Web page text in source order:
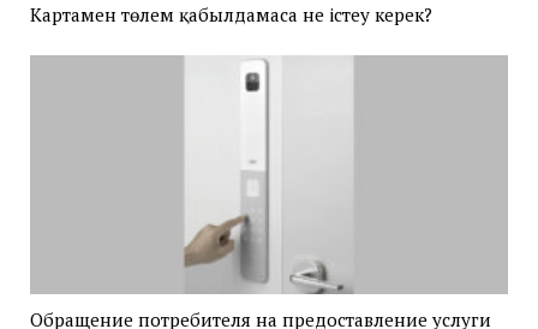
Картамен төлем қабылдамаса не істеу керек?
Обращение потребителя на предоставление услуги